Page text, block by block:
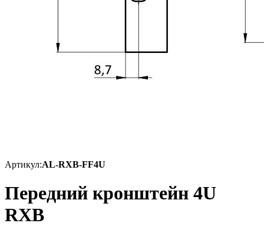
Артикул:AL-RXB-FF4U
Передний кронштейн 4U
RXB